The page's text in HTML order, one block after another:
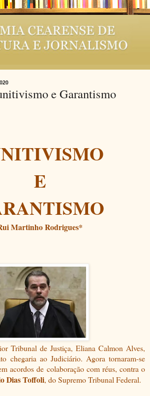
e Garantismo
E
Martinho Rodrigues*
Tribunal de Justiça, Eliana Calmon Alves,
chegaria ao Judiciário. Agora tornaram-se
acordos de colaboração com réus, contra o
Dias Toffoli, do Supremo Tribunal Federal.